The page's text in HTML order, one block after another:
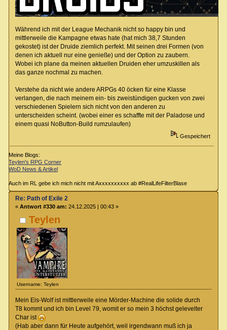
Während ich mit der League Mechanik nicht so happy bin und
mittlerweile die Kampagne etwas hate (hat mich 38,7 Stunden
gekostet) ist der Druide ziemlich perfekt. Mit seinen drei Formen (von
denen ich aktuell nur eine genieße) und der Option zu zaubern.
Wobei ich plane da meinen aktuellen Druiden eher umzuskillen als
das ganze nochmal zu machen.
Verstehe da nicht wie andere ARPGs 40 öcken für eine Klasse
verlangen, die nach meinem ein- bis zweistündigen gucken von zwei
verschiedenen Spielern sich nicht von den anderen zu
unterscheiden scheint. (wobei einer es schaffte mit der Paladose und
einem quasi NoButton-Build rumzulaufen)
Gespeichert
Meine Blogs:
Teylen's RPG Corner
WoD News & Artikel
Auch im RL gebe ich mich nicht mit Axxxxxxxxxx ab #RealLifeFilterBlase
Teylen
Username: Teylen
Re: Path of Exile 2
« Antwort #330 am: 24.12.2025 | 00:43 »
Mein Eis-Wolf ist mittlerweile eine Mörder-Machine die solide durch
T8 kommt und ich bin Level 79, womit er so mein 3 höchst gelevelter
Char ist
(Hab aber dann für Heute aufgehört, weil irgendwann muß ich ja